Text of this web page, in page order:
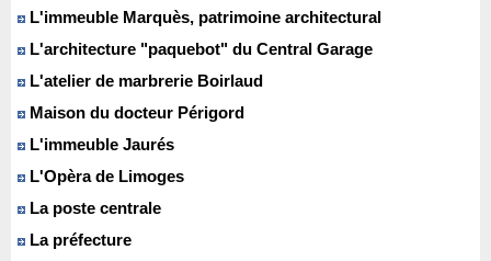
L'immeuble Marquès, patrimoine architectural
L'architecture "paquebot" du Central Garage
L'atelier de marbrerie Boirlaud
Maison du docteur Périgord
L'immeuble Jaurés
L'Opèra de Limoges
La poste centrale
La préfecture